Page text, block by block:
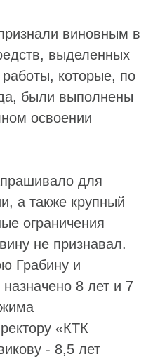
виновным в
выделенных
которые, по
были выполнены
освоении
для
а также крупный
ограничения
не признавал.
Грабину и
назначено 8 лет и 7
«КТК
- 8,5 лет